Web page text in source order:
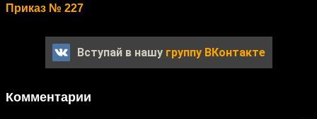
Приказ № 227
Вступай в нашу группу ВКонтакте
Комментарии